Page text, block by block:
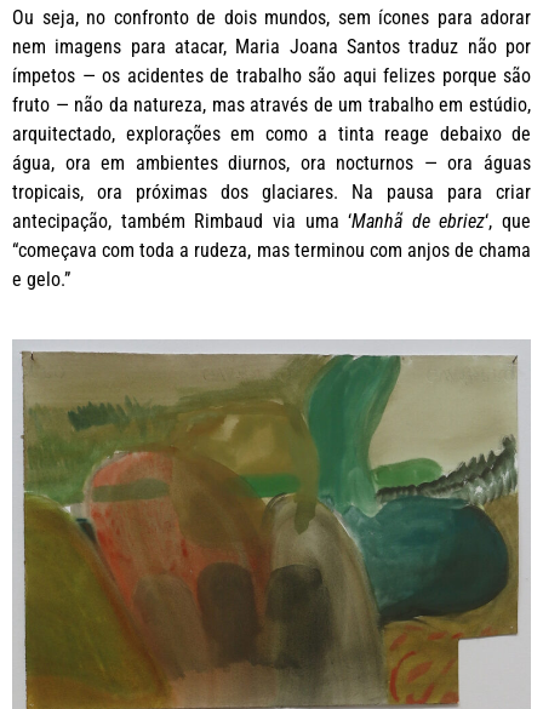
Ou seja, no confronto de dois mundos, sem ícones para adorar
nem imagens para atacar, Maria Joana Santos traduz não por
ímpetos — os acidentes de trabalho são aqui felizes porque são
fruto — não da natureza, mas através de um trabalho em estúdio,
arquitectado, explorações em como a tinta reage debaixo de
água, ora em ambientes diurnos, ora nocturnos — ora águas
tropicais, ora próximas dos glaciares. Na pausa para criar
antecipação, também Rimbaud via uma ‘Manhã de ebriez‘, que
“começava com toda a rudeza, mas terminou com anjos de chama
e gelo.”